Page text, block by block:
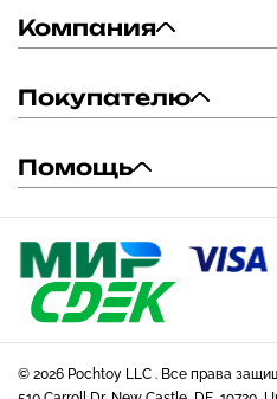
Компания
Покупателю
Помощь
© 2026 Pochtoy LLC . Все права